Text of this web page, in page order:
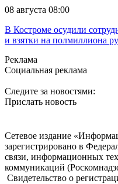
08 августа 08:00
В Костроме осудили
и взятки на полмиллиона
Реклама
Социальная реклама
Следите за новостями:
Прислать новость
Сетевое издание
зарегистрировано в
связи, информационных
коммуникаций
Свидетельство о